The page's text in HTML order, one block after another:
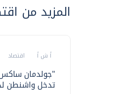
المزيد من
أ ش أ اقتصاد
"جولدمان
تدخل واشنطن